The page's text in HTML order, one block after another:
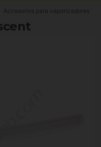
Accesorios para vaporizadores